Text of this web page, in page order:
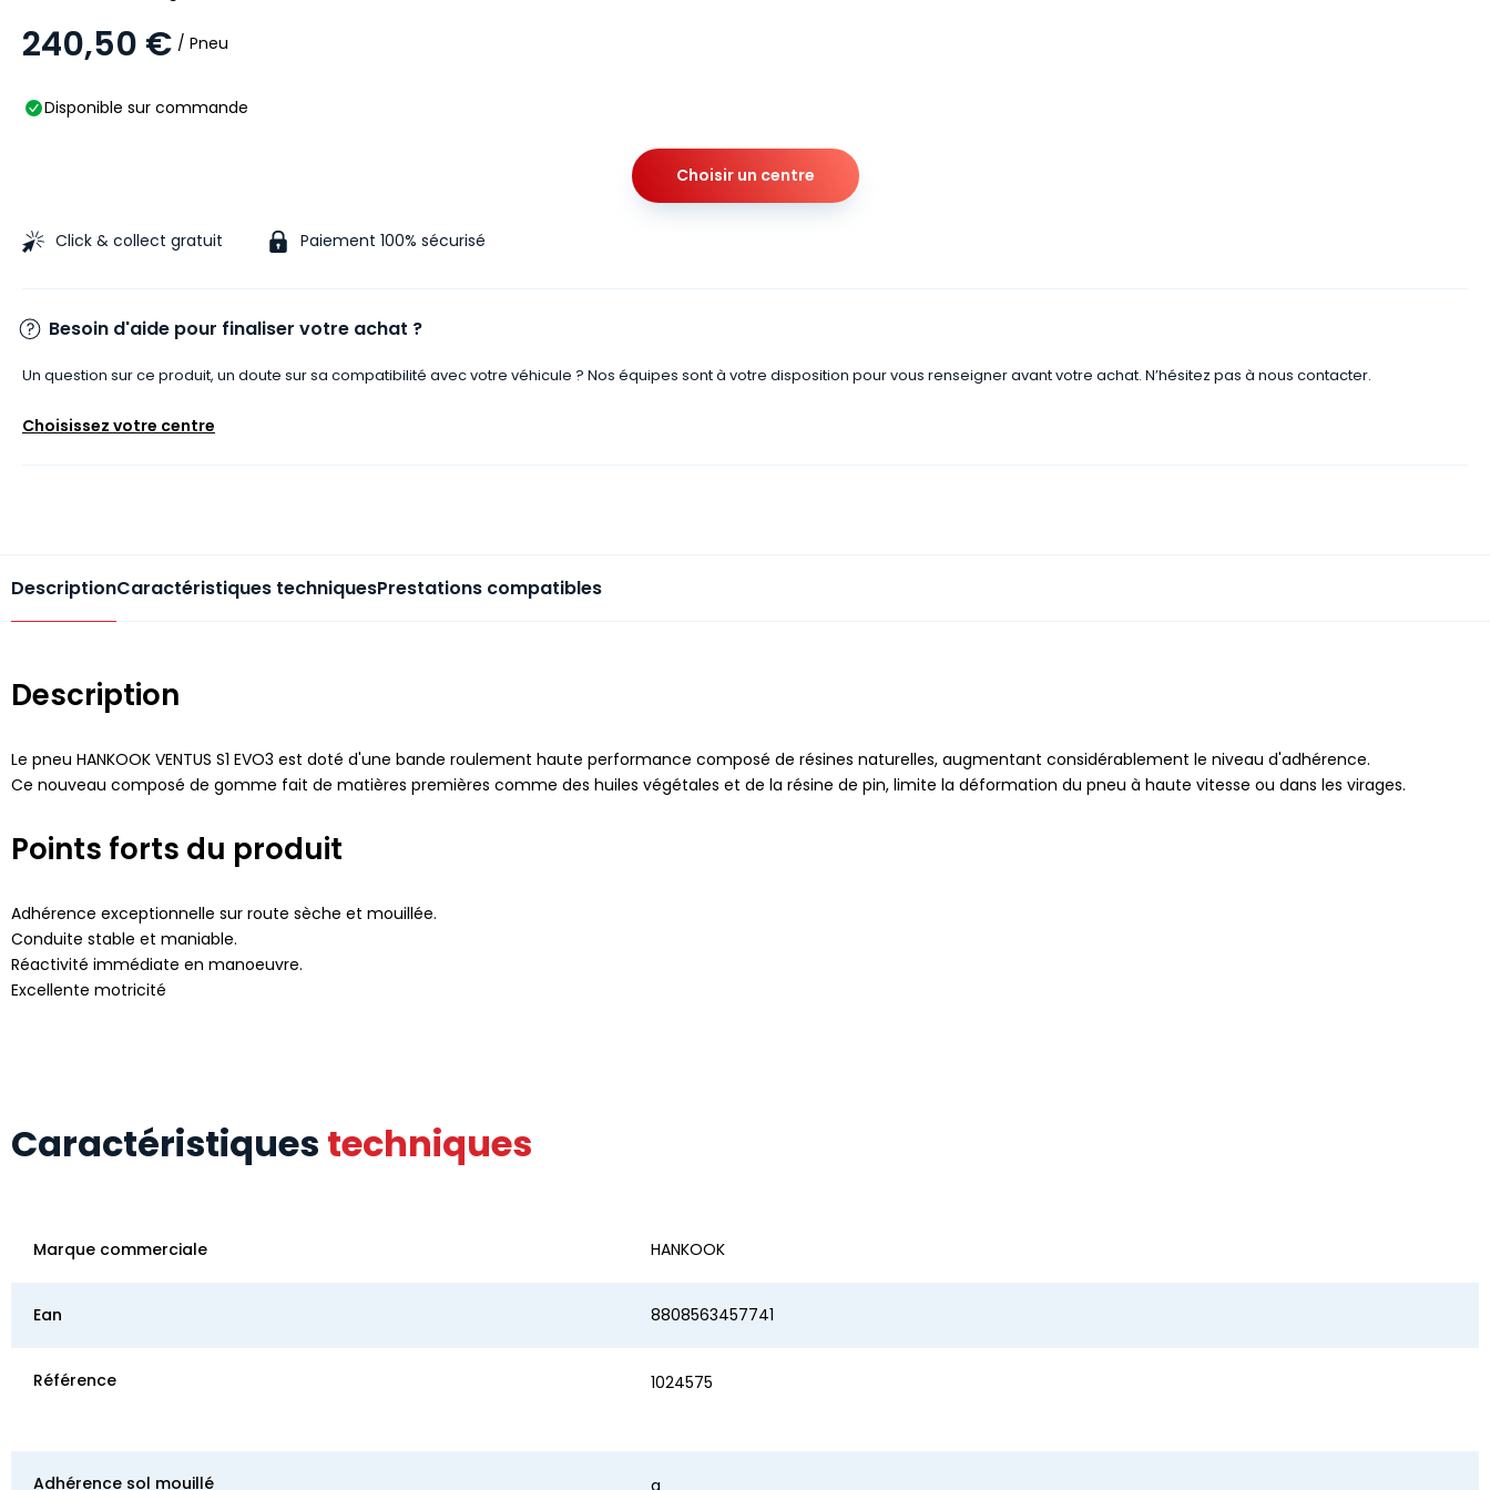
240,50 € / Pneu
Disponible sur commande
Choisir un centre
Click & collect gratuit Paiement 100% sécurisé
Besoin d'aide pour finaliser votre achat ?
Un question sur ce produit, un doute sur sa compatibilité avec votre véhicule ? Nos équipes sont à votre disposition pour vous renseigner avant votre achat. N’hésitez pas à nous contacter.
Choisissez votre centre
DescriptionCaractéristiques techniquesPrestations compatibles
Description
Le pneu HANKOOK VENTUS S1 EVO3 est doté d'une bande roulement haute performance composé de résines naturelles, augmentant considérablement le niveau d'adhérence.
Ce nouveau composé de gomme fait de matières premières comme des huiles végétales et de la résine de pin, limite la déformation du pneu à haute vitesse ou dans les virages.
Points forts du produit
Adhérence exceptionnelle sur route sèche et mouillée.
Conduite stable et maniable.
Réactivité immédiate en manoeuvre.
Excellente motricité
Caractéristiques techniques
Marque commerciale HANKOOK
Ean 8808563457741
Référence 1024575
Adhérence sol mouillé a